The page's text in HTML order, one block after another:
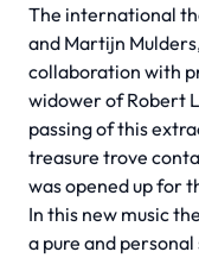
The international
and Martijn
collaboration with
widower of Robert
passing of this
treasure trove
was opened up for
In this new music
a pure and